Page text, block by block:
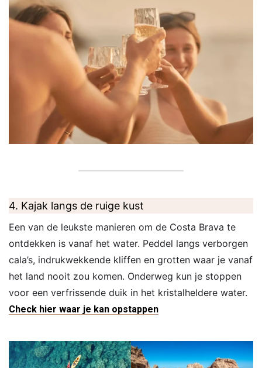
4. Kajak langs de ruige kust
Een van de leukste manieren om de Costa Brava te
ontdekken is vanaf het water. Peddel langs verborgen
cala’s, indrukwekkende kliffen en grotten waar je vanaf
het land nooit zou komen. Onderweg kun je stoppen
voor een verfrissende duik in het kristalheldere water.
Check hier waar je kan opstappen